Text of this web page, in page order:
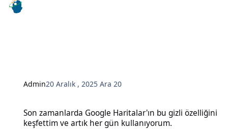
Admin20 Aralık , 2025Ara 20
Son zamanlarda Google Haritalar'ın bu gizli özelliğini
keşfettim ve artık her gün kullanıyorum.